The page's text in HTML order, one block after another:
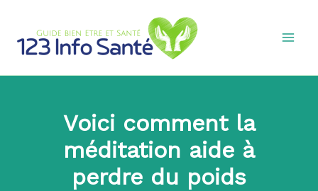
contenu
Voici comment la
méditation aide à
perdre du poids